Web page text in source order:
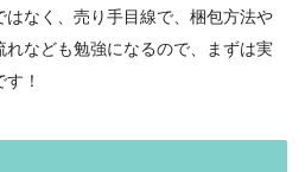
なく、売り手目線で、梱包方法や
れなども勉強になるので、まずは実
！